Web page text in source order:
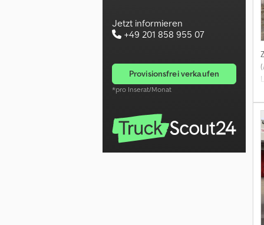
Jetzt informieren
+49 201 858 955 07
provisionsfrei verkaufen
*pro Inserat/Monat